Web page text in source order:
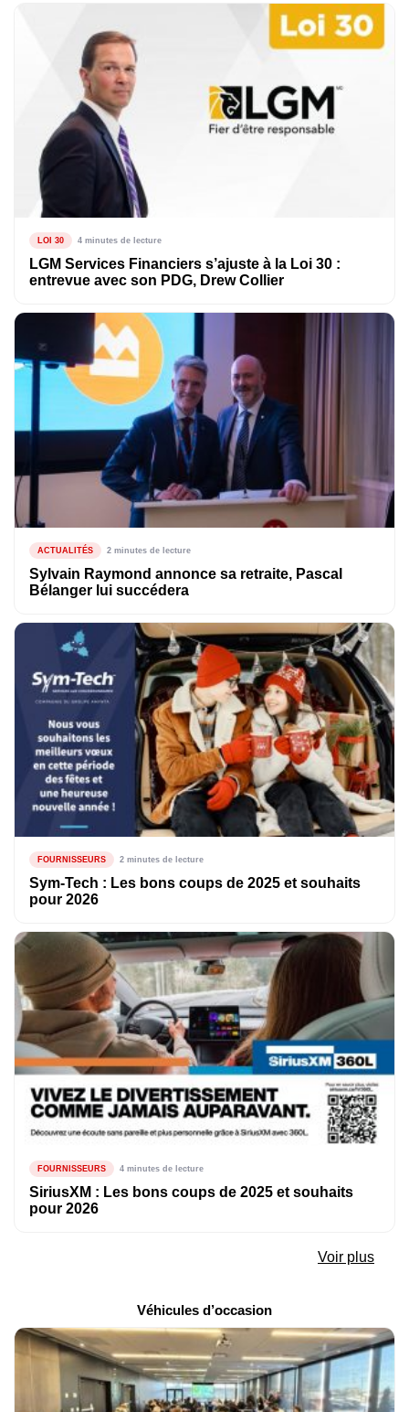
LOI 30 4 minutes de lecture
LGM Services Financiers s’ajuste à la Loi 30 :
entrevue avec son PDG, Drew Collier
ACTUALITÉS 2 minutes de lecture
Sylvain Raymond annonce sa retraite, Pascal
Bélanger lui succédera
FOURNISSEURS 2 minutes de lecture
Sym-Tech : Les bons coups de 2025 et souhaits
pour 2026
FOURNISSEURS 4 minutes de lecture
SiriusXM : Les bons coups de 2025 et souhaits
pour 2026
Voir plus
Véhicules d’occasion